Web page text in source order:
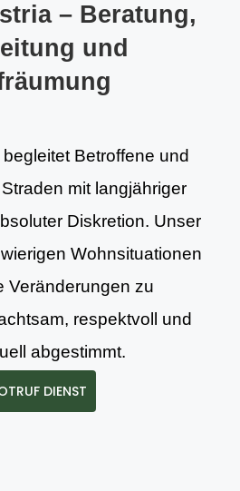
– Beratung,
und
Betroffene und
mit langjähriger
Diskretion. Unser
Wohnsituationen
Veränderungen zu
respektvoll und
abgestimmt.
DIENST